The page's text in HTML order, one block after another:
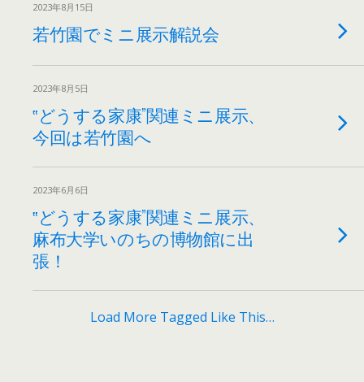
2023年8月15日
若竹園でミニ展示解説会
2023年8月5日
‟どうする家康”関連ミニ展示、
今回は若竹園へ
2023年6月6日
‟どうする家康”関連ミニ展示、
麻布大学いのちの博物館に出
張！
Load More Tagged Like This…